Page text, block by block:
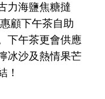
力海鹽焦糖撻
顧下午茶自助
下午茶更會供應
冰沙及熱情果芒
！